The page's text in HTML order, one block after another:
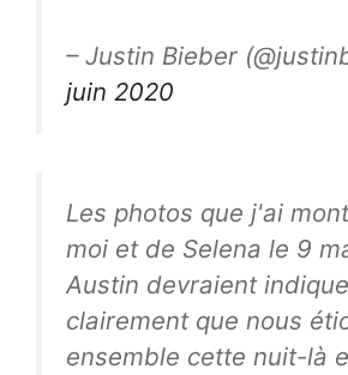
– Justin Bieber
juin 2020
Les photos que j'ai
moi et de Selena le 9
Austin devraient
clairement que nous
ensemble cette nuit-là